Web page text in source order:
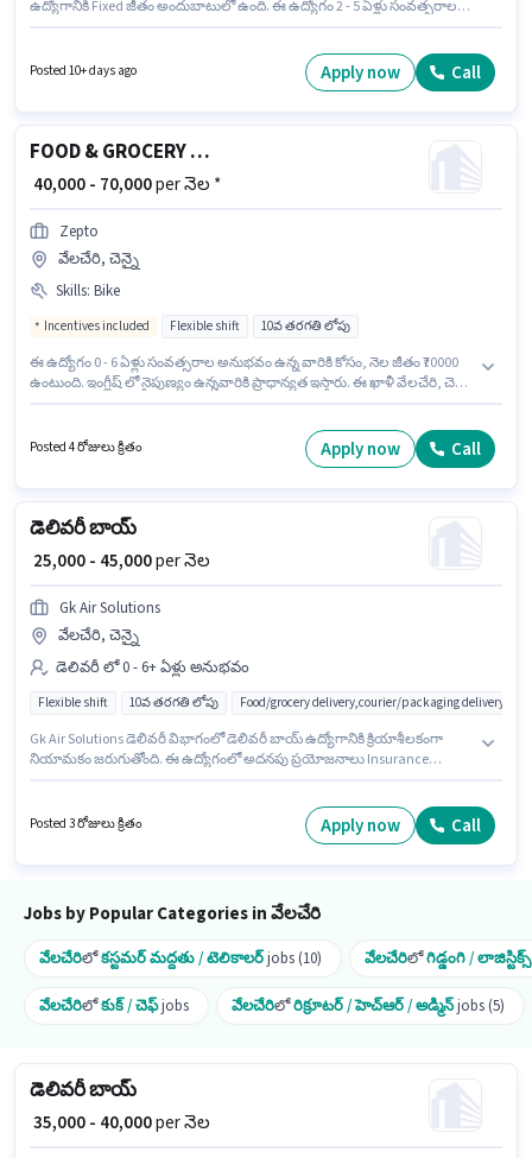
ఉద్యోగానికి Fixed జీతం అందుబాటులో ఉంది. ఈ ఉద్యోగం 2 - 5 ఏళ్లు సంవత్సరాల
అడ్మిన్ ఉద్యోగానికి క్రియాశీలకంగా నియామకం జరుగుతోంది. ఈ ఉద్యోగం వేలచేరి,
Posted 10+ days ago Apply now Call
FOOD & GROCERY DELIVERY BOY
₹ 40,000 - 70,000per నెల *
Zepto
వేలచేరి, చెన్నై
Skills: Bike
Incentives included Flexible shift 10వ తరగతి లోపు
ఈ ఉద్యోగం 0 - 6 ఏళ్లు సంవత్సరాల అనుభవం ఉన్న వారికి కోసం, నెల జీతం ₹70000
ఉంటుంది. ఇంగ్లీష్ లో నైపుణ్యం ఉన్నవారికి ప్రాధాన్యత ఇస్తారు. ఈ ఖాళీ వేలచేరి, చెన్నై
ఉద్యోగానికి Fixed + Incentives జీతం అందుబాటులో ఉంది.
Posted 4 రోజులు క్రితం Apply now Call
డెలివరీ బాయ్
₹ 25,000 - 45,000per నెల
Gk Air Solutions
వేలచేరి, చెన్నై
డెలివరీ లో 0 - 6+ ఏళ్లు అనుభవం
Flexible shift 10వ తరగతి లోపు Food/grocery delivery,courier/packaging delivery,e-
Gk Air Solutions డెలివరీ విభాగంలో డెలివరీ బాయ్ ఉద్యోగానికి క్రియాశీలకంగా
నియామకం జరుగుతోంది. ఈ ఉద్యోగంలో అదనపు ప్రయోజనాలు Insurance
చేసుకోవచ్చు. ఈ ఉద్యోగం 0 - 6+ ఏళ్లు సంవత్సరాల అనుభవం ఉన్న వారికి కోసం
అనుకూలంగా ఉంటుంది. మీరు నెలకు ₹45000 వరకు సంపాదించవచ్చు.
Posted 3 రోజులు క్రితం Apply now Call
Jobs by Popular Categories in వేలచేరి
వేలచేరిలోకస్టమర్ మద్దతు / టెలికాలర్jobs (10) వేలచేరిలోగిడ్డంగి / లాజిస్టిక్స్
వేలచేరిలోకుక్ / చెఫ్jobs వేలచేరిలోరిక్రూటర్ / హెచ్ఆర్ / అడ్మిన్jobs (5)
డెలివరీ బాయ్
₹ 35,000 - 40,000per నెల